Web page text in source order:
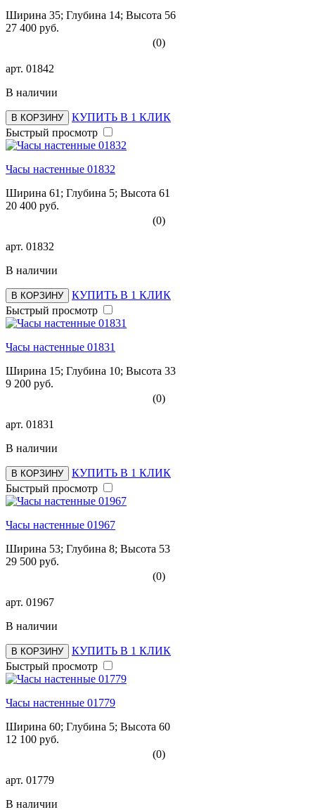
Ширина 35; Глубина 14; Высота 56
27 400 руб.
(0)
арт. 01842
В наличии
В КОРЗИНУ
КУПИТЬ В 1 КЛИК
Быстрый просмотр
Часы настенные 01832
Ширина 61; Глубина 5; Высота 61
20 400 руб.
(0)
арт. 01832
В наличии
В КОРЗИНУ
КУПИТЬ В 1 КЛИК
Быстрый просмотр
Часы настенные 01831
Ширина 15; Глубина 10; Высота 33
9 200 руб.
(0)
арт. 01831
В наличии
В КОРЗИНУ
КУПИТЬ В 1 КЛИК
Быстрый просмотр
Часы настенные 01967
Ширина 53; Глубина 8; Высота 53
29 500 руб.
(0)
арт. 01967
В наличии
В КОРЗИНУ
КУПИТЬ В 1 КЛИК
Быстрый просмотр
Часы настенные 01779
Ширина 60; Глубина 5; Высота 60
12 100 руб.
(0)
арт. 01779
В наличии